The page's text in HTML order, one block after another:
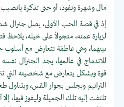
مال وشهرة ونفوذ، أو حتى تذكرة
إذ في قصة الحب الأولى، يصل جنرال
لزيارة عمته، متجولاً على خيله، يلاحظ
بينهما، وهي عاطفة تتعارض مع أسلوب
للاندماج في عالمها، يجد الجنرال
قوة وبشكل يتعارض مع شخصيته التي
الترانيم ويجلس بجوار القس، ويتناول
تلتفت إليه تلك الجميلة وليفوز فيها،